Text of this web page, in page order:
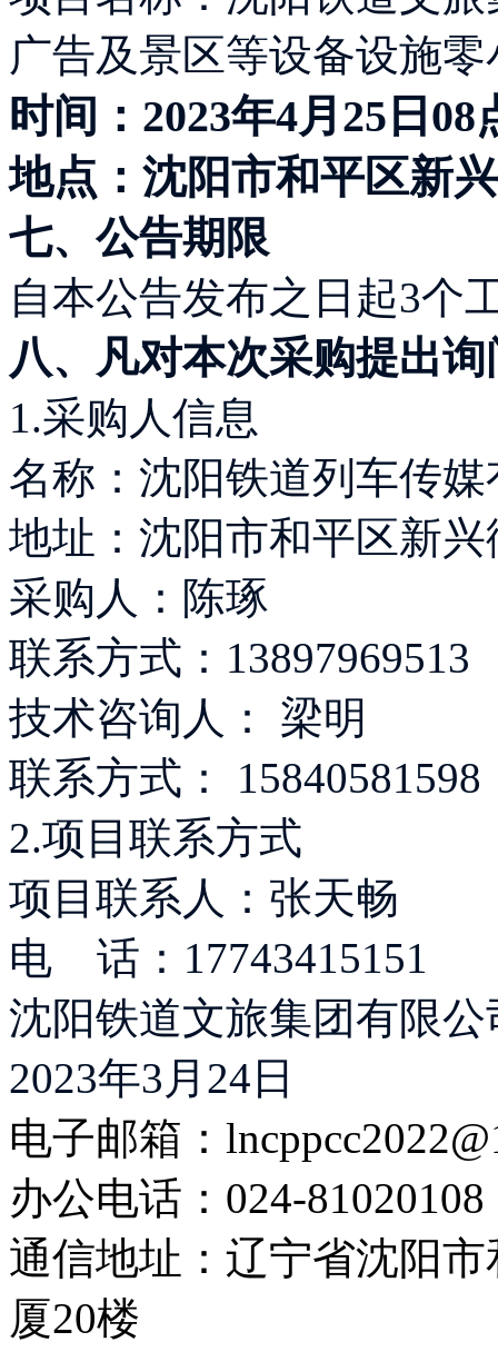
广告及景区等设备设施
时间：2023年4月25日
地点：沈阳市和平区新
七、公告期限
自本公告发布之日起3个
八、凡对本次采购提出
1.采购人信息
名称：沈阳铁道列车传
地址：沈阳市和平区新兴
采购人：陈琢
联系方式：13897969513
技术咨询人： 梁明
联系方式： 15840581598
2.项目联系方式
项目联系人：张天畅
电 话：17743415151
沈阳铁道文旅集团有限公
2023年3月24日
电子邮箱：
办公电话：024-81020108
通信地址：辽宁省沈阳
厦20楼